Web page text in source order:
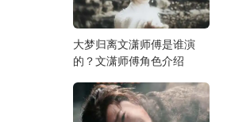
大梦归离文潇师傅是谁演
的？文潇师傅角色介绍